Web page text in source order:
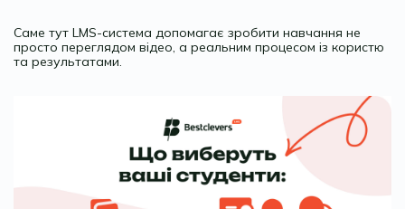
Саме тут LMS-система допомагає зробити навчання не
просто переглядом відео, а реальним процесом із користю
та результатами.